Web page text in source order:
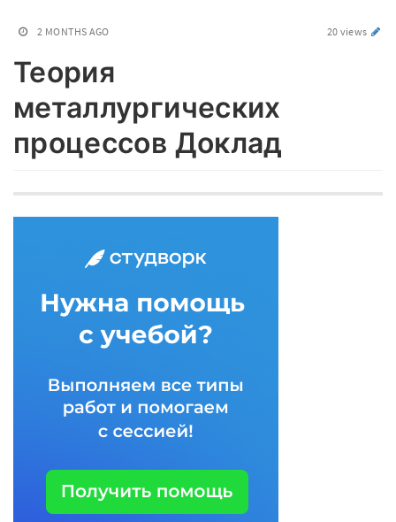
2 MONTHS AGO 20 views
Теория
металлургических
процессов Доклад